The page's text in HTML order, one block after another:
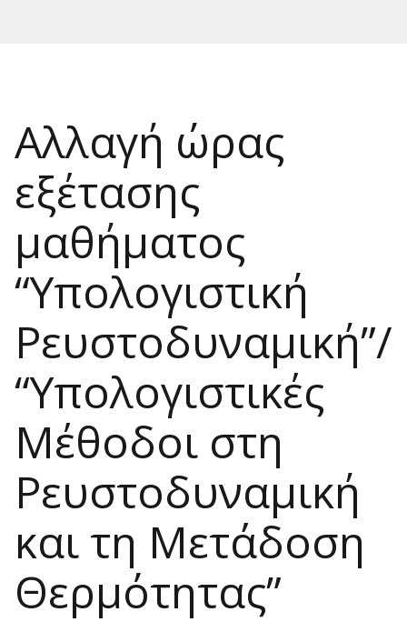
Αλλαγή ώρας
εξέτασης
μαθήματος
“Υπολογιστική
Ρευστοδυναμική”/
“Υπολογιστικές
Μέθοδοι στη
Ρευστοδυναμική
και τη Μετάδοση
Θερμότητας”